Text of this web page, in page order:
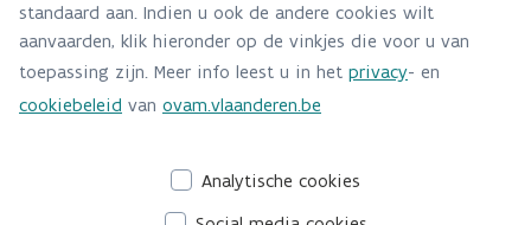
Adres
Stationsstraat 110
2800 Mechelen
Route en bereikbaarheid
standaard aan. Indien u ook de andere cookies wilt
aanvaarden, klik hieronder op de vinkjes die voor u van
toepassing zijn. Meer info leest u in het privacy- en
cookiebeleid van ovam.vlaanderen.be
Analytische cookies